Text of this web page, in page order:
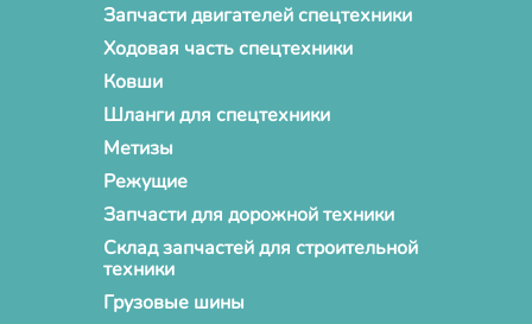
Запчасти двигателей спецтехники
Ходовая часть спецтехники
Ковши
Шланги для спецтехники
Метизы
Режущие
Запчасти для дорожной техники
Склад запчастей для строительной
техники
Грузовые шины